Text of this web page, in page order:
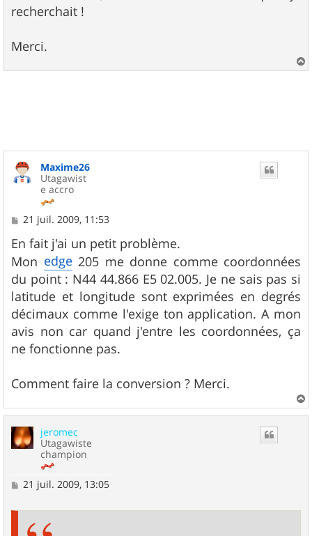
recherchait !
Merci.
a
Maxime26
Utagawist
e accro
M
s
s
a
g
e
21 juil. 2009, 11:53
En fait j'ai un petit problème.
Mon edge205 me donne comme coordonnées
du point : N44 44.866 E5 02.005. Je ne sais pas si
latitude et longitude sont exprimées en degrés
décimaux comme l'exige ton application. A mon
avis non car quand j'entre les coordonnées, ça
ne fonctionne pas.
Comment faire la conversion ? Merci.
a
jeromec
Utagawiste
champion
M
21 juil. 2009, 13:05